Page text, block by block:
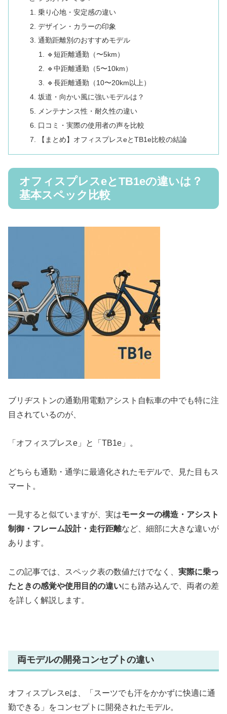
乗り心地・安定感の違い
デザイン・カラーの印象
通勤距離別のおすすめモデル
🔹短距離通勤（〜5km）
🔹中距離通勤（5〜10km）
🔹長距離通勤（10〜20km以上）
坂道・向かい風に強いモデルは？
メンテナンス性・耐久性の違い
口コミ・実際の使用者の声を比較
【まとめ】オフィスプレスeとTB1e比較の結論
オフィスプレスeとTB1eの違いは？
基本スペック比較
ブリヂストンの通勤用電動アシスト自転車の中でも特に注
目されているのが、
「オフィスプレスe」と「TB1e」。
どちらも通勤・通学に最適化されたモデルで、見た目もス
マート。
一見すると似ていますが、実はモーターの構造・アシスト
制御・フレーム設計・走行距離など、細部に大きな違いが
あります。
この記事では、スペック表の数値だけでなく、 実際に乗っ
たときの感覚や使用目的の違いにも踏み込んで、両者の差
を詳しく解説します。
両モデルの開発コンセプトの違い
オフィスプレスeは、「スーツでも汗をかかずに快適に通
勤できる」をコンセプトに開発されたモデル。